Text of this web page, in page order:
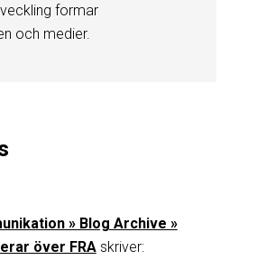
formar
och medier.
» Blog Archive »
över FRA skriver: